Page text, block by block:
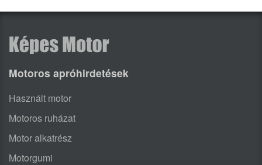
Motoros apróhirdetések
Használt motor
Motoros ruházat
Motor alkatrész
Motorgumi